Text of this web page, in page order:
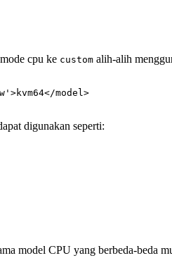
cpu ke custom alih-alih
>kvm64</model>
digunakan seperti:
model CPU yang berbeda-beda